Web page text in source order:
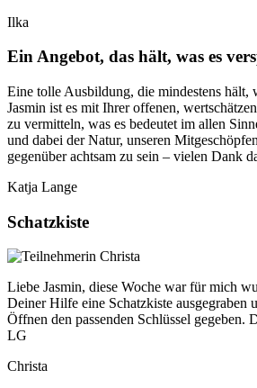
Ilka
Ein Angebot, das hält, was es
Eine tolle Ausbildung, die mindestens hält,
Jasmin ist es mit Ihrer offenen,
zu vermitteln, was es bedeutet im allen
und dabei der Natur, unseren
gegenüber achtsam zu sein – vielen Dank
Katja Lange
Schatzkiste
Liebe Jasmin, diese Woche war für mich
Deiner Hilfe eine Schatzkiste ausgegraben
Öffnen den passenden Schlüssel gegeben.
LG
Christa